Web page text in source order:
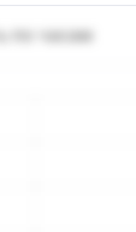
по часам